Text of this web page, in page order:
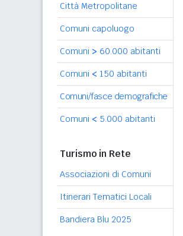
Città Metropolitane
Comuni capoluogo
Comuni > 60.000 abitanti
Comuni < 150 abitanti
Comuni/fasce demografiche
Comuni < 5.000 abitanti
Turismo in Rete
Associazioni di Comuni
Itinerari Tematici Locali
Bandiera Blu 2025